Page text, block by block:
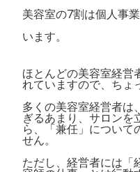
美容室の7割は個人事
います。
ほとんどの美容室経営
れていますので、ちょ
多くの美容室経営者は
ぎるあまり、サロンを
ら、「兼任」について
せん。
ただし、経営者には「